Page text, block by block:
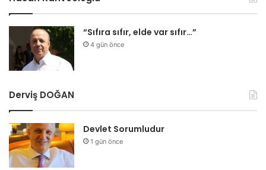
t
m
a
a
l
ı
ş
m
a
“Sıfıra sıfır, elde var sıfır…”
4 gün önce
Derviş DOĞAN
Devlet Sorumludur
1 gün önce